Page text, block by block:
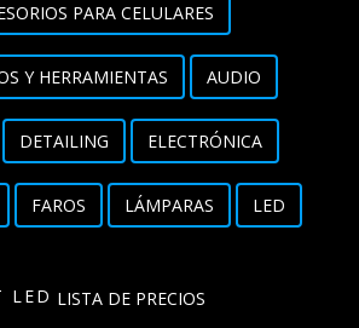
Audio
Barras
Detailing
Electrónica
Escobillas
PARA CELULARES
Y HERRAMIENTAS AUDIO
DETAILING ELECTRÓNICA
FAROS LÁMPARAS LED
LED LISTA DE PRECIOS